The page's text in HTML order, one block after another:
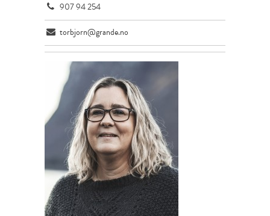
907 94 254
torbjorn@grande.no